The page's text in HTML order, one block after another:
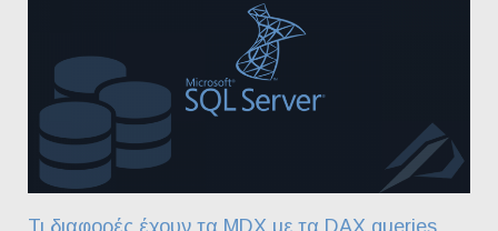
Τι διαφορές έχουν τα MDX με τα DAX queries